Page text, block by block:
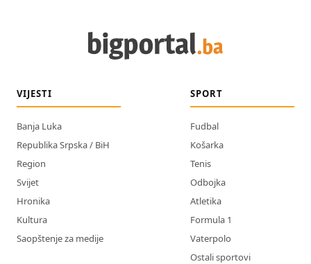
VIJESTI
Banja Luka
Republika Srpska / BiH
Region
Svijet
Hronika
Kultura
Saopštenje za medije
SPORT
Fudbal
Košarka
Tenis
Odbojka
Atletika
Formula 1
Vaterpolo
Ostali sportovi